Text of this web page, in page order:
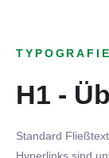
TYPOGRAFIE
H1 -
Standard